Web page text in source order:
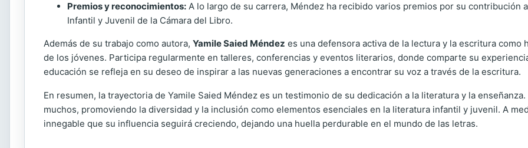
Premios y reconocimientos: A lo largo de su carrera, Méndez ha recibido varios premios por su contribución
Infantil y Juvenil de la Cámara del Libro.
Además de su trabajo como autora, Yamile Saied Méndez es una defensora activa de la lectura y la escritura
de los jóvenes. Participa regularmente en talleres, conferencias y eventos literarios, donde comparte su
educación se refleja en su deseo de inspirar a las nuevas generaciones a encontrar su voz a través de la escritura.
En resumen, la trayectoria de Yamile Saied Méndez es un testimonio de su dedicación a la literatura y la
muchos, promoviendo la diversidad y la inclusión como elementos esenciales en la literatura infantil y juvenil. A
innegable que su influencia seguirá creciendo, dejando una huella perdurable en el mundo de las letras.